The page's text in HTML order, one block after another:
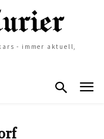
- immer aktuell,